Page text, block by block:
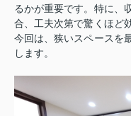
るかが重要です。特に、
合、工夫次第で驚くほど
今回は、狭いスペースを
します。